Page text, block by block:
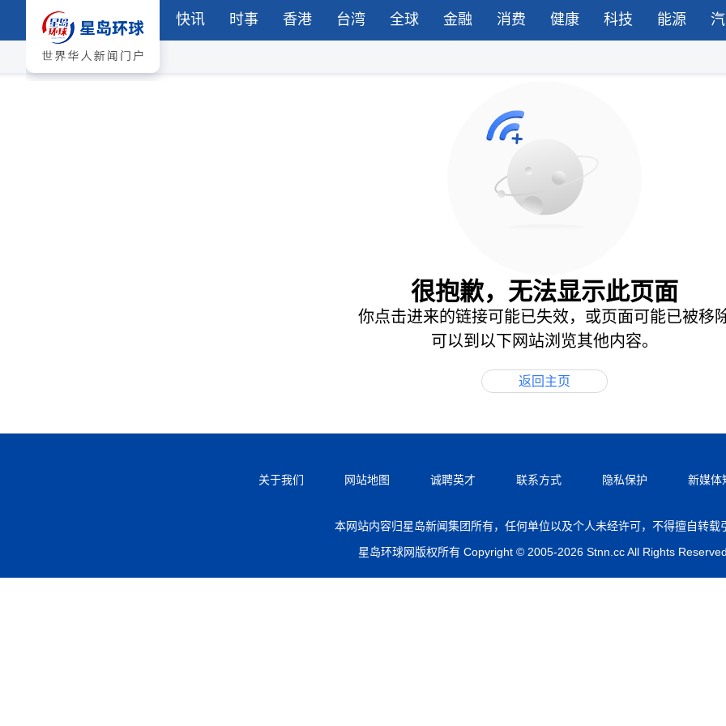
快讯 时事 香港 台湾 全球 金融 消费 健康 科技 能源
很抱歉，无法显示此页面
你点击进来的链接可能已失效，或页面可能已被移
可以到以下网站浏览其他内容。
返回主页
关于我们 网站地图 诚聘英才 联系方式 隐私保护 新媒体
本网站内容归星岛新闻集团所有，任何单位以及个人未经许可，不得擅自转载
星岛环球网版权所有 Copyright © 2005-2026 Stnn.cc All Rights Reserved.